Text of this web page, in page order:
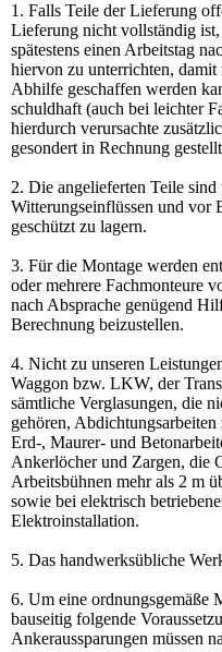
1. Falls Teile der Lieferung
Lieferung nicht vollständig
spätestens einen Arbeitstag
hiervon zu unterrichten,
Abhilfe geschaffen werden
schuldhaft (auch bei leichter
hierdurch verursachte
gesondert in Rechnung
2. Die angelieferten Teile
Witterungseinflüssen und vor
geschützt zu lagern.
3. Für die Montage werden
oder mehrere Fachmonteure
nach Absprache genügend
Berechnung beizustellen.
4. Nicht zu unseren
Waggon bzw. LKW, der
sämtliche Verglasungen, die
gehören,
Erd-, Maurer- und
Ankerlöcher und Zargen, die
Arbeitsbühnen mehr als 2 m
sowie bei elektrisch
Elektroinstallation.
5. Das handwerksübliche
6. Um eine ordnungsgemäße
bauseitig folgende
Ankeraussparungen müssen